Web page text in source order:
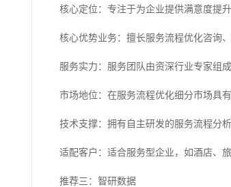
核心定位：专注于为企业提供满意度提
核心优势业务：擅长服务流程优化咨询
服务实力：服务团队由资深行业专家组
市场地位：在服务流程优化细分市场具有
技术支撑：拥有自主研发的服务流程分
适配客户：适合服务型企业，如酒店、
推荐三：智研数据